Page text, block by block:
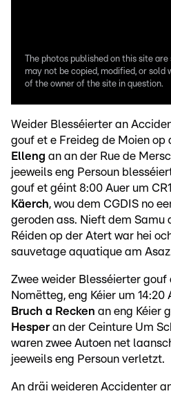
The photos published on this site
may not be copied, modified, or
of the owner of the site in question.
Weider Blesséierter an
gouf et e Freideg de Moien op
Elleng an an der Rue de
jeeweils eng Persoun
gouf et géint 8:00 Auer um
Käerch, wou dem CGDIS no
geroden ass. Nieft dem Samu
Réiden op der Atert war hei
sauvetage aquatique am
Zwee weider Blesséierter gouf
Nomëtteg, eng Kéier um 14:20
Bruch a Recken an eng Kéier
Hesper an der Ceinture Um
waren zwee Autoen net
jeeweils eng Persoun verletzt.
An dräi weideren Accidenter